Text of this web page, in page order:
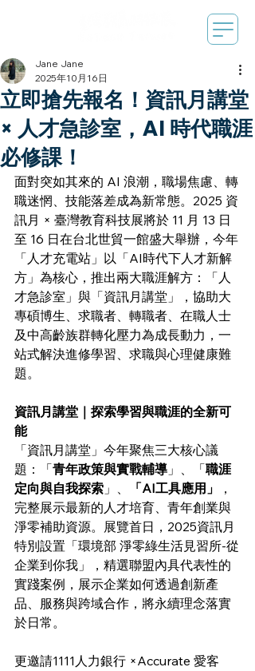
立即搶先報名！資訊月講堂
× 人才急診室，AI 時代職涯
必修課！
Jane Jane
2025年10月16日
面對突如其來的 AI 浪潮，職場焦慮、轉
職迷惘、技能落差成為新常態。2025 資
訊月 × 臺灣教育科技展將於 11 月 13 日
至 16 日在台北世貿一館盛大舉辦，今年
「人才充電站」以「AI時代下人才新解
方」為核心，推出兩大職涯解方：「人
才急診室」與「資訊月講堂」，協助大
專碩博生、求職者、轉職者、在職人士
及中高齡族群轉化壓力為成長動力，一
站式解決進修學習、求職與心理健康難
題。
資訊月講堂｜探索學習與職涯的全新可
能
「資訊月講堂」今年聚焦三大核心議
題：「青年政策與實戰輔導 」、「職涯
定向與自我探索 」、 「AI工具應用」
，
完整展示最新的人才培育、青年創業與
淨零補助資源。展覽首日，2025資訊月
特別設置「環境部 淨零綠生活見習所-從
企業到你我」，精選聯盟內具代表性的
實踐案例，展示企業如何透過創新產
品、服務與跨域合作，將永續理念落實
於日常。
更邀請1111人力銀行 ×Accurate 愛客